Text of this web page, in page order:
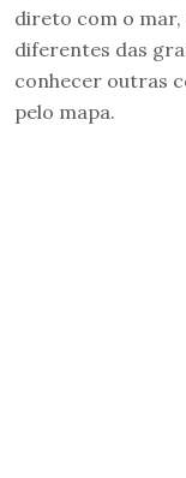
direto com o
diferentes das
conhecer outras
pelo mapa.